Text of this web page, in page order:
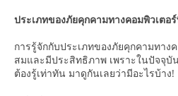
ประเภทของภัยคุกคามทางคอมพิวเตอ
การรู้จักกับประเภทของภัยคุกคามทาง
สมและมีประสิทธิภาพ เพราะในปัจจุบั
ต้องรู้เท่าทัน มาดูกันเลยว่ามีอะไรบ้าง!